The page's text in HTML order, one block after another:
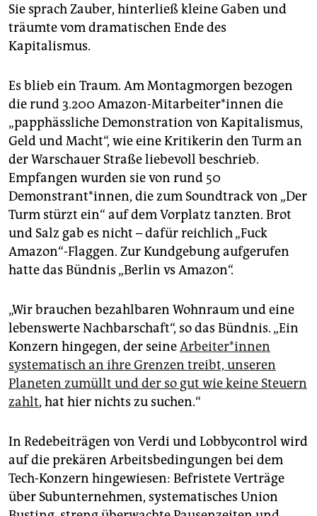
Sie sprach Zauber, hinterließ kleine Gaben und
träumte vom dramatischen Ende des
Kapitalismus.
Es blieb ein Traum. Am Montagmorgen bezogen
die rund 3.200 Amazon-Mitarbeiter*innen die
„papphässliche Demonstration von Kapitalismus,
Geld und Macht“, wie eine Kritikerin den Turm an
der Warschauer Straße liebevoll beschrieb.
Empfangen wurden sie von rund 50
Demonstrant*innen, die zum Soundtrack von „Der
Turm stürzt ein“ auf dem Vorplatz tanzten. Brot
und Salz gab es nicht – dafür reichlich „Fuck
Amazon“-Flaggen. Zur Kundgebung aufgerufen
hatte das Bündnis „Berlin vs Amazon“.
„Wir brauchen bezahlbaren Wohnraum und eine
lebenswerte Nachbarschaft“, so das Bündnis. „Ein
Konzern hingegen, der seineAr­bei­te­r*in­nen
systematisch an ihre Grenzen treibt, unseren
Planeten zumüllt und der so gut wie keine Steuern
zahlt, hat hier nichts zu suchen.“
In Redebeiträgen von Verdi und Lobbycontrol wird
auf die prekären Arbeitsbedingungen bei dem
Tech-Konzern hingewiesen: Befristete Verträge
über Subunternehmen, systematisches Union